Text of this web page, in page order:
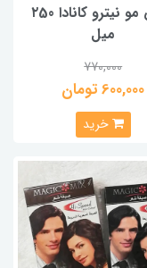
موس مو نیترو کانادا ۲50
میل
770,000
600,000 تومان
خرید